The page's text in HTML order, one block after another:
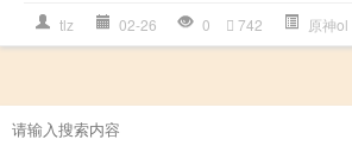
tlz 02-26 0 742 原神ol